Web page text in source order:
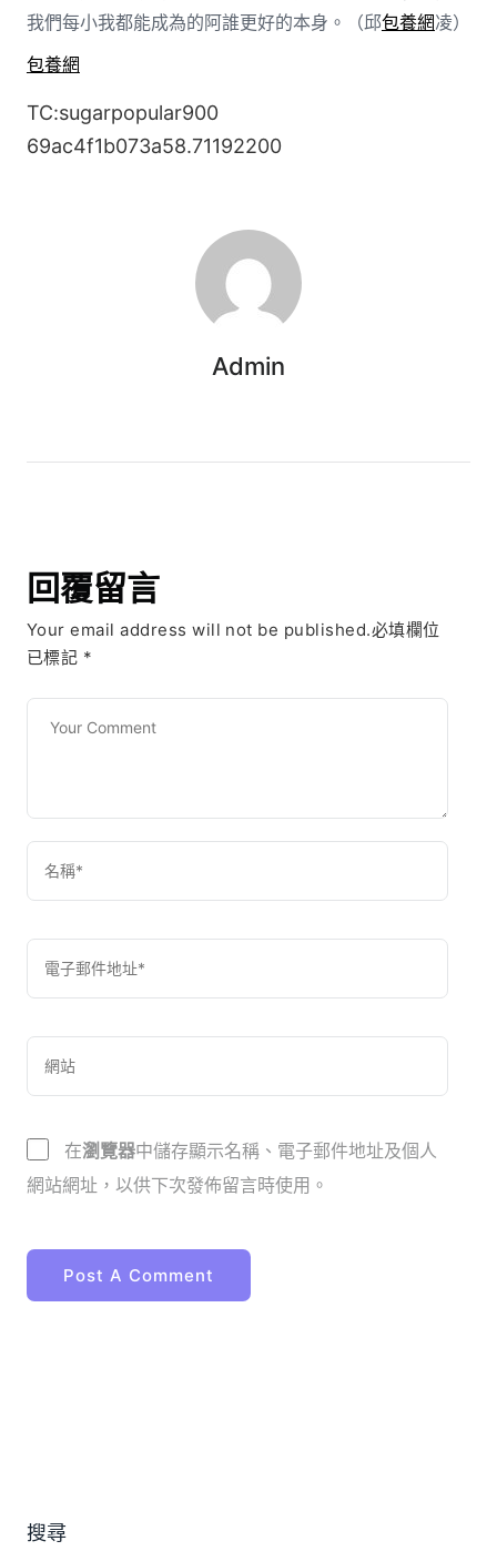
我們每小我都能成為的阿誰更好的本身。（邱包養網凌）
包養網
TC:sugarpopular900
69ac4f1b073a58.71192200
Admin
回覆留言
Your email address will not be published.必填欄位
已標記 *
在瀏覽器中儲存顯示名稱、電子郵件地址及個人
網站網址，以供下次發佈留言時使用。
搜尋